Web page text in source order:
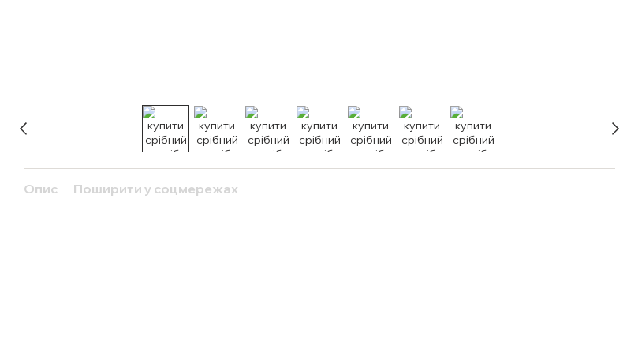
Опис Поширити у соцмережах